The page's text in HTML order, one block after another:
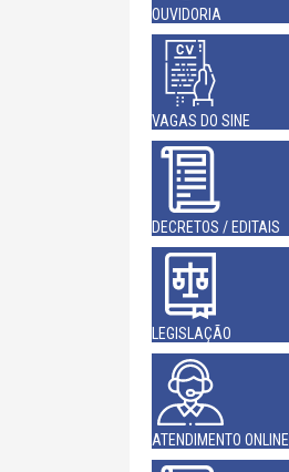
OUVIDORIA
VAGAS DO SINE
DECRETOS / EDITAIS
LEGISLAÇÃO
ATENDIMENTO ONLINE